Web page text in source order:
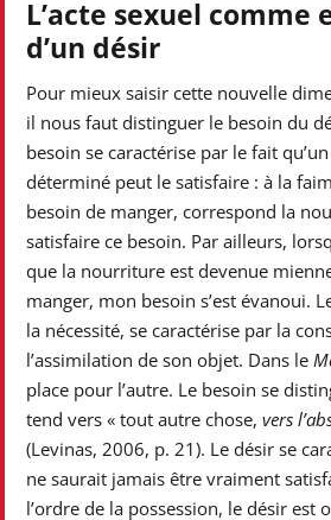
L’acte sexuel comme
d’un désir
Pour mieux saisir cette nouvelle
il nous faut distinguer le besoin du
besoin se caractérise par le fait
déterminé peut le satisfaire : à la
besoin de manger, correspond la
satisfaire ce besoin. Par ailleurs,
que la nourriture est devenue
manger, mon besoin s’est évanoui.
la nécessité, se caractérise par la
l’assimilation de son objet. Dans le
place pour l’autre. Le besoin se
tend vers « tout autre chose, vers
(Levinas, 2006, p. 21). Le désir se
ne saurait jamais être vraiment
l’ordre de la possession, le désir est